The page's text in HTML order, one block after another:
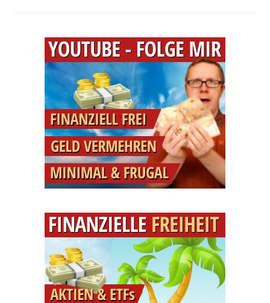
–
Wie
Lebe
Mein
Leben?